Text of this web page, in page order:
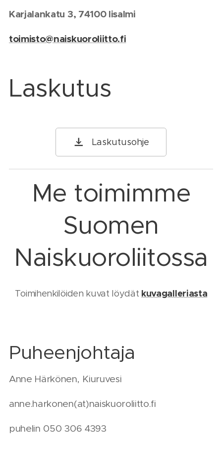
Karjalankatu 3, 74100 Iisalmi
toimisto@naiskuoroliitto.fi
Laskutus
Laskutusohje
Me toimimme
Suomen
Naiskuoroliitossa
Toimihenkilöiden kuvat löydät kuvagalleriasta
Puheenjohtaja
Anne Härkönen, Kiuruvesi
anne.harkonen(at)naiskuoroliitto.fi
puhelin 050 306 4393